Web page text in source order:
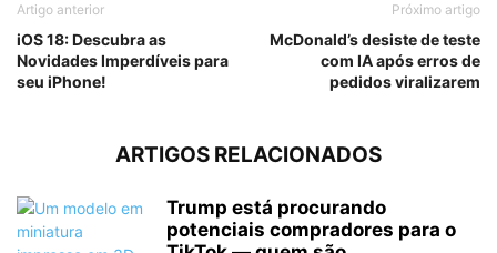
Artigo anterior
iOS 18: Descubra as
Novidades Imperdíveis para
seu iPhone!
Próximo artigo
McDonald’s desiste de teste
com IA após erros de
pedidos viralizarem
ARTIGOS RELACIONADOS
Trump está procurando
potenciais compradores para o